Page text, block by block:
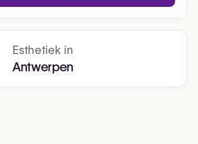
Esthetiek in
Antwerpen